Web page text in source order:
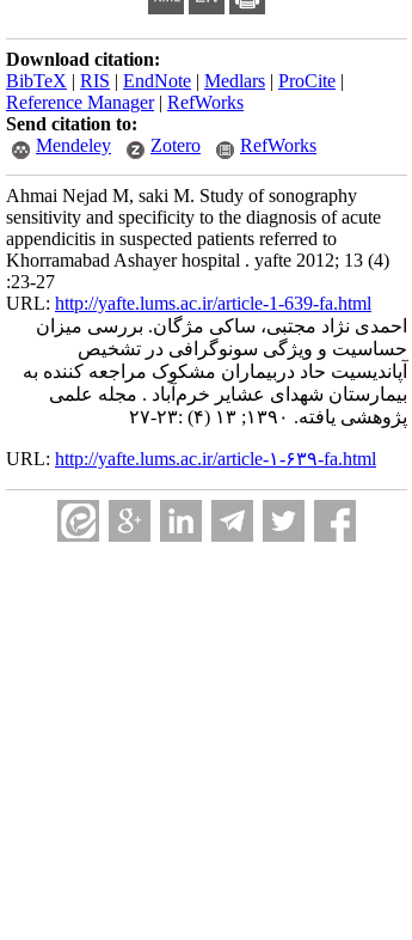
Download citation:
BibTeX | RIS | EndNote | Medlars | ProCite |
Reference Manager| RefWorks
Send citation to:
Mendeley
Zotero RefWorks
Ahmai Nejad M, saki M. Study of sonography
sensitivity and specificity to the diagnosis of acute
appendicitis in suspected patients referred to
Khorramabad Ashayer hospital . yafte 2012; 13 (4)
:23-27
URL: http://yafte.lums.ac.ir/article-1-639-fa.html
احمدی نژاد مجتبی، ساکی مژگان. بررسی میزان
حساسیت و ویژگی سونوگرافی در تشخیص
آپاندیسیت حاد دربیماران مشکوک مراجعه کننده به
بیمارستان شهدای عشایر خرم‌آباد . مجله علمی
پژوهشی یافته. ۱۳۹۰; ۱۳ (۴) :۲۳-۲۷
URL: http://yafte.lums.ac.ir/article-۱-۶۳۹-fa.html